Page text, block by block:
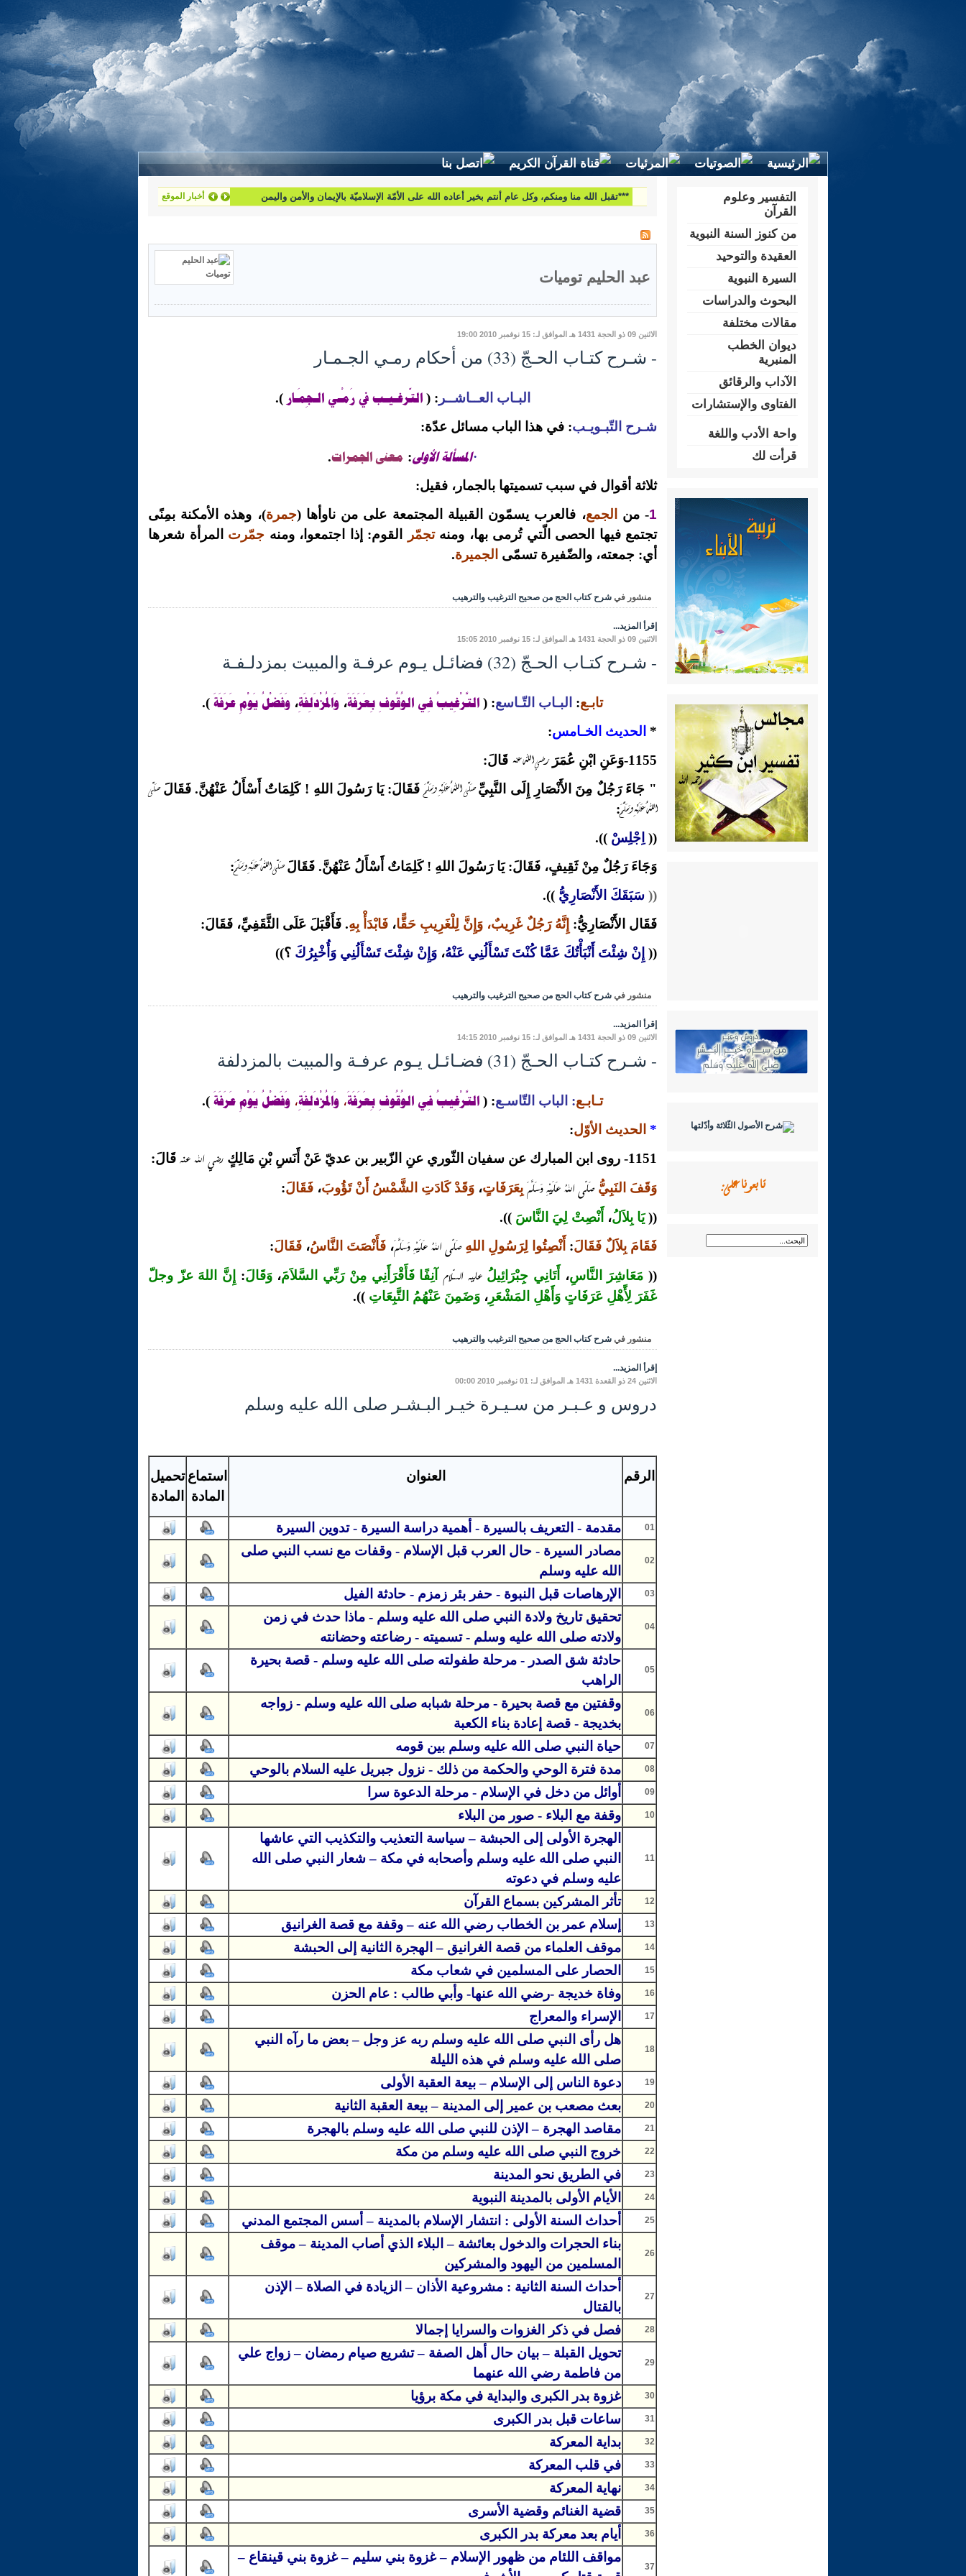
أخبار الموقع
لطرح استفساراتكم وأسئلتكم واقتراحاتكم اتّصلوا بنا على البريد التّالي:
عبد الحليم توميات
الاثنين 09 ذو الحجة 1431 هـ الموافق لـ: 15 نوفمبر 2010 19:00
- شـرح كتـاب الحـجّ (33) من أحكام رمـي الجـمـار
البـاب العــاشــر :
(التّرغـيـب في رَمْـي الـجِمَـار ).
شـرح التّبـويـب: في هذا الباب مسائل عدّة:
·المسألة الأولى: معنى الجمرات.
ثلاثة أقوال في سبب تسميتها بالجمار، فقيل:
1- من الجمع، فالعرب يسمّون القبيلة المجتمعة على من ناوأها (جمرة)، وهذه الأمكنة بمِنًى
تجتمع فيها الحصى الّتي تُرمى بها، ومنهتجمّر القوم: إذا اجتمعوا، ومنه جمّرت المرأة شعرها
أي: جمعته، والضّفيرة تسمّى الجميرة.
منشور في شرح كتاب الحج من صحيح الترغيب والترهيب
إقرأ المزيد...
الاثنين 09 ذو الحجة 1431 هـ الموافق لـ: 15 نوفمبر 2010 15:05
- شـرح كتـاب الحـجّ (32) فضائـل يـوم عرفـة والمبيت بمزدلـفـة
تابـع: البـاب التّـاسع:
( التَّرْغِيبُ فِي الوُقُوفِ بِعَرَفَةَ، وَالمُزْدَلِفَةِ، وَفَضْلُ يَوْمِ عَرَفَةَ ).
* الحديث الخـامس:
1155-وَعَنِ ابْنِ عُمَرَ
رضي الله عنه قَالَ:
" جَاءَ رَجُلٌ مِنَ الأَنْصَارِ إِلَى النَّبِيِّصَلّى اللهُ عَلَيْهِ وَسَلَّمَ فَقَالَ: يَا رَسُولَ اللهِ ! كَلِمَاتٌ أَسْأَلُ عَنْهُنَّ. فَقَالَصَلّى
اللهُ عَلَيْهِ وَسَلَّمَ:
(( اِجْلِسْ )).
وَجَاءَ رَجُلٌ مِنْ ثَقِيفٍ، فَقَالَ: يَا رَسُولَ اللهِ ! كَلِمَاتٌ أَسْأَلُ عَنْهُنَّ. فَقَالَصَلّى اللهُ عَلَيْهِ وَسَلَّمَ:
(( سَبَقَكَ الأَنْصَارِيُّ )).
فَقَال الأَنْصَارِيُّ: إِنَّهُ رَجُلٌ غَرِيبٌ، وَإِنَّ لِلْغَرِيبِ حَقًّا، فَابْدَأْ بِهِ. فَأَقْبَلَ عَلَى الثَّقَفِيِّ، فَقَالَ:
(( إِنْ شِئْتَ أَنْبَأْتُكَ عَمَّا كُنْتَ تَسْأَلُنِي عَنْهُ، وَإِنْ شِئْتَ تَسْأَلُنِي وَأُخْبِرُكَ ؟))
منشور في شرح كتاب الحج من صحيح الترغيب والترهيب
إقرأ المزيد...
الاثنين 09 ذو الحجة 1431 هـ الموافق لـ: 15 نوفمبر 2010 14:15
- شـرح كتـاب الحـجّ (31) فضـائـل يـوم عرفـة والمبيت بالمزدلفة
تـابـع: الباب التّاسـع:
( التَّرْغِيبُ فِي الوُقُوفِبِعَرَفَةَ، وَالمُزْدَلِفَةِ، وَفَضْلُ يَوْمِ عَرَفَةَ ).
* الحديث الأوّل:
1151- روى ابن المبارك عن سفيان الثّوري عنِ الزّبير بن عديّ عَنْ أَنَسِ بْنِ مَالِكٍ
رضي الله عنه قَالَ:
وَقَفَ النَبِيُّ صَلّى اللهُ عَلَيْهِ وَسَلَّمَ بِعَرَفَاتٍ، وَقَدْ كَادَتِ الشَّمْسُ أَنْ تَؤُوبَ، فَقَالَ:
(( يَا بِلاَلُ، أَنْصِتْ لِيَ النَّاسَ )).
فَقَامَ بِلاَلٌ فَقَالَ: أَنْصِتُوا لِرَسُولِ اللهِ صَلّى اللهُ عَلَيْهِ وَسَلَّمَ، فَأَنْصَتَ النَّاسُ، فَقَالَ:
(( مَعَاشِرَ النَّاسِ، أَتَانِي جِبْرَائِيلُ عليه السّلام آنِفًا فَأَقْرَأَنِي مِنْ رَبِّي السَّلاَمَ، وَقَالَ:
إِنَّ اللهَ عزّ وجلّ
غَفَرَ لِأًهْلِ عَرَفَاتٍ وَأَهْلِ المَشْعَر ِ، وَضَمِنَ عَنْهُمُ التَّبِعَاتِ )).
منشور في شرح كتاب الحج من صحيح الترغيب والترهيب
إقرأ المزيد...
الاثنين 24 ذو القعدة 1431 هـ الموافق لـ: 01 نوفمبر 2010 00:00
دروس و عـبـر من سـيـرة خيـر البـشـر صلى الله عليه وسلم
الرقم العنوان
استماع
المادة
تحميل
المادة
01 مقدمة - التعريف بالسيرة - أهمية دراسة السيرة - تدوين السيرة
02
مصادر السيرة - حال العرب قبل الإسلام - وقفات مع نسب النبي صلى
الله عليه وسلم
03 الإرهاصات قبل النبوة - حفر بئر زمزم - حادثة الفيل
04
تحقيق تاريخ ولادة النبي صلى الله عليه وسلم - ماذا حدث في زمن
ولادته صلى الله عليه وسلم - تسميته - رضاعته وحضانته
05
حادثة شق الصدر - مرحلة طفولته صلى الله عليه وسلم - قصة بحيرة
الراهب
06
وقفتين مع قصة بحيرة - مرحلة شبابه صلى الله عليه وسلم - زواجه
بخديجة - قصة إعادة بناء الكعبة
07 حياة النبي صلى الله عليه وسلم بين قومه
08 مدة فترة الوحي والحكمة من ذلك - نزول جبريل عليه السلام بالوحي
09 أوائل من دخل في الإسلام - مرحلة الدعوة سرا
10 وقفة مع البلاء - صور من البلاء
11
الهجرة الأولى إلى الحبشة – سياسة التعذيب والتكذيب التي عاشها
النبي صلى الله عليه وسلم وأصحابه في مكة – شعار النبي صلى الله
عليه وسلم في دعوته
12 تأثر المشركين بسماع القرآن
13 إسلام عمر بن الخطاب رضي الله عنه – وقفة مع قصة الغرانيق
14 موقف العلماء من قصة الغرانيق – الهجرة الثانية إلى الحبشة
15 الحصار على المسلمين في شعاب مكة
16 وفاة خديجة -رضي الله عنها- وأبي طالب : عام الحزن
17 الإسراء والمعراج
18
هل رأى النبي صلى الله عليه وسلم ربه عز وجل – بعض ما رآه النبي
صلى الله عليه وسلم في هذه الليلة
19 دعوة الناس إلى الإسلام – بيعة العقبة الأولى
20 بعث مصعب بن عمير إلى المدينة – بيعة العقبة الثانية
21 مقاصد الهجرة – الإذن للنبي صلى الله عليه وسلم بالهجرة
22 خروج النبي صلى الله عليه وسلم من مكة
23 في الطريق نحو المدينة
24 الأيام الأولى بالمدينة النبوية
25 أحداث السنة الأولى : انتشار الإسلام بالمدينة – أسس المجتمع المدني
26
بناء الحجرات والدخول بعائشة – البلاء الذي أصاب المدينة – موقف
المسلمين من اليهود والمشركين
27
أحداث السنة الثانية : مشروعية الأذان – الزيادة في الصلاة – الإذن
بالقتال
28 فصل في ذكر الغزوات والسرايا إجمالا
29
تحويل القبلة – بيان حال أهل الصفة – تشريع صيام رمضان – زواج علي
من فاطمة رضي الله عنهما
30 غزوة بدر الكبرى والبداية في مكة برؤيا
31 ساعات قبل بدر الكبرى
32 بداية المعركة
33 في قلب المعركة
34 نهاية المعركة
35 قضية الغنائم وقضية الأسرى
36 أيام بعد معركة بدر الكبرى
37
مواقف اللئام من ظهور الإسلام – غزوة بني سليم – غزوة بني قينقاع –
التفسير وعلوم
القرآن
من كنوز السنة النبوية
العقيدة والتوحيد
السيرة النبوية
البحوث والدراسات
مقالات مختلفة
ديوان الخطب
المنبرية
الآداب والرقائق
الفتاوى والإستشارات
واحة الأدب واللغة
قرأت لك
تابعونا على: